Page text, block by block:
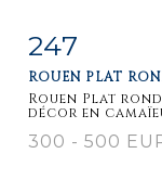
Item detail
247
ROUEN PLAT
Rouen Plat
décor en
300 - 500